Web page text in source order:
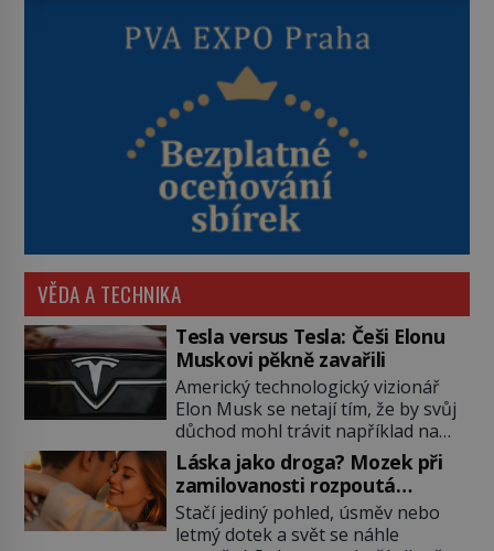
VĚDA A TECHNIKA
Tesla versus Tesla: Češi Elonu
Muskovi pěkně zavařili
Americký technologický vizionář
Elon Musk se netají tím, že by svůj
důchod mohl trávit například na
Marsu. Patrně se bude jednat o
nějaký bungalov s nezbytnou
garáží pro elektrické vozítko. Než
se tak stane, jeho elektromobily
značky Tesla Motors se úspěšně
Láska jako droga? Mozek při
zamilovanosti rozpoutá
neuvěřitelnou chemickou bouři
Stačí jediný pohled, úsměv nebo
letmý dotek a svět se náhle